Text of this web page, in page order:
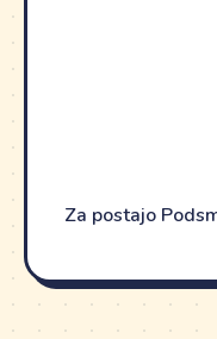
Za postajo